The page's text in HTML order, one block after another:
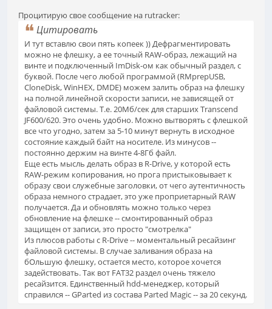
Процитирую свое сообщение на rutracker:
Цитировать
И тут вставлю свои пять копеек )) Дефрагментировать
можно не флешку, а ее точный RAW-образ, лежащий на
винте и подключенный ImDisk-ом как обычный раздел, с
буквой. После чего любой программой (RMprepUSB,
CloneDisk, WinHEX, DMDE) можем залить образ на флешку
на полной линейной скорости записи, не зависящей от
файловой системы. Т.е. 20Мб/сек для старших Transcend
JF600/620. Это очень удобно. Можно вытворять с флешкой
все что угодно, затем за 5-10 минут вернуть в исходное
состояние каждый байт на носителе. Из минусов --
постоянно держим на винте 4-8Гб файл.
Еще есть мысль делать образ в R-Drive, у которой есть
RAW-режим копирования, но прога пристыковывает к
образу свои служебные заголовки, от чего аутентичность
образа немного страдает, это уже проприетарный RAW
получается. Да и обновлять можно только через
обновление на флешке -- смонтированный образ
защищен от записи, это просто "смотрелка"
Из плюсов работы с R-Drive -- моментальный ресайзинг
файловой системы. В случае заливания образа на
бОльшую флешку, остается место, которое хочется
задействовать. Так вот FAT32 раздел очень тяжело
ресайзится. Единственный hdd-менеджер, который
справился -- GParted из состава Parted Magic -- за 20 секунд.